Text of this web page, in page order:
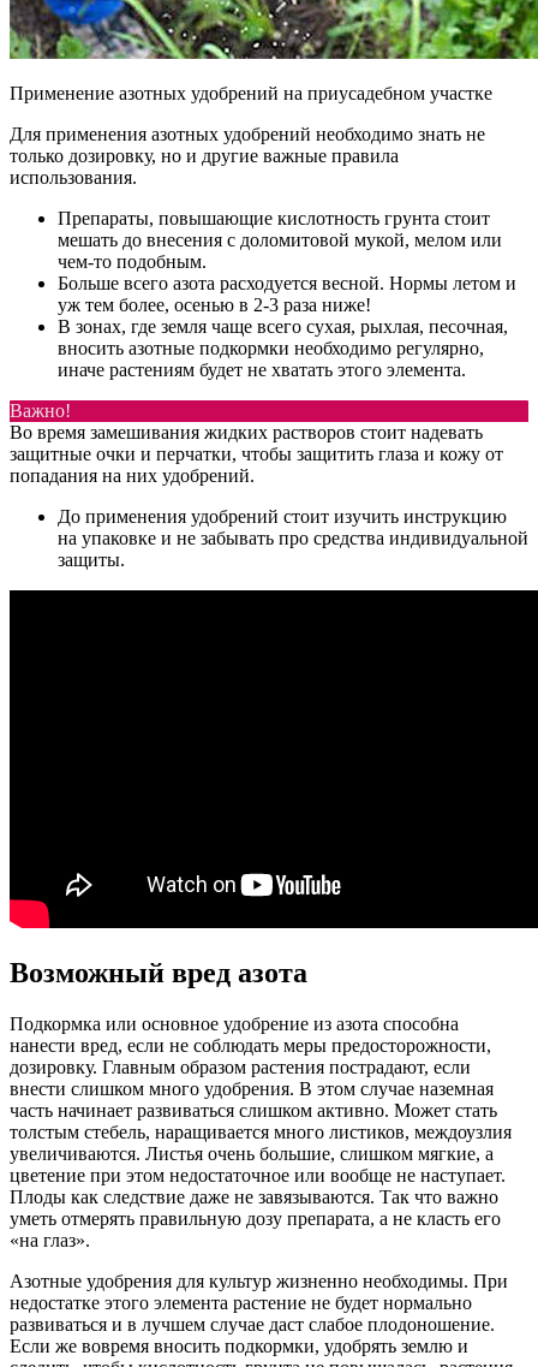
Применение азотных удобрений на приусадебном участке
Для применения азотных удобрений необходимо знать не
только дозировку, но и другие важные правила
использования.
Препараты, повышающие кислотность грунта стоит
мешать до внесения с доломитовой мукой, мелом или
чем-то подобным.
Больше всего азота расходуется весной. Нормы летом и
уж тем более, осенью в 2-3 раза ниже!
В зонах, где земля чаще всего сухая, рыхлая, песочная,
вносить азотные подкормки необходимо регулярно,
иначе растениям будет не хватать этого элемента.
Важно!
Во время замешивания жидких растворов стоит надевать
защитные очки и перчатки, чтобы защитить глаза и кожу от
попадания на них удобрений.
До применения удобрений стоит изучить инструкцию
на упаковке и не забывать про средства индивидуальной
защиты.
Возможный вред азота
Подкормка или основное удобрение из азота способна
нанести вред, если не соблюдать меры предосторожности,
дозировку. Главным образом растения пострадают, если
внести слишком много удобрения. В этом случае наземная
часть начинает развиваться слишком активно. Может стать
толстым стебель, наращивается много листиков, междоузлия
увеличиваются. Листья очень большие, слишком мягкие, а
цветение при этом недостаточное или вообще не наступает.
Плоды как следствие даже не завязываются. Так что важно
уметь отмерять правильную дозу препарата, а не класть его
«на глаз».
Азотные удобрения для культур жизненно необходимы. При
недостатке этого элемента растение не будет нормально
развиваться и в лучшем случае даст слабое плодоношение.
Если же вовремя вносить подкормки, удобрять землю и